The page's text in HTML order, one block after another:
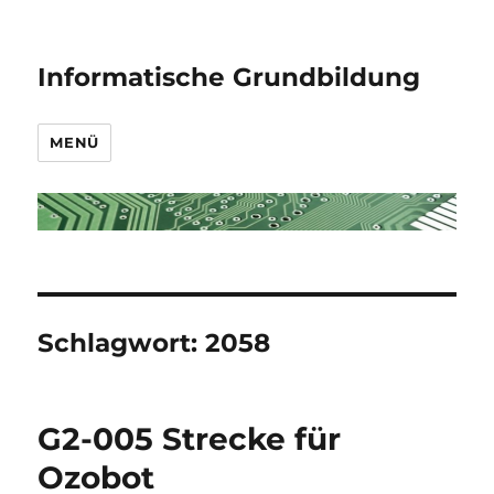
Informatische Grundbildung
MENÜ
Schlagwort:2058
G2-005 Strecke für
Ozobot